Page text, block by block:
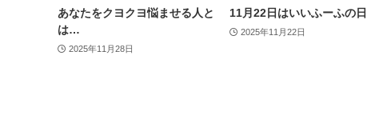
あなたをクヨクヨ悩ませる人と
は…
2025年11月28日
11月22日はいいふーふの日
2025年11月22日